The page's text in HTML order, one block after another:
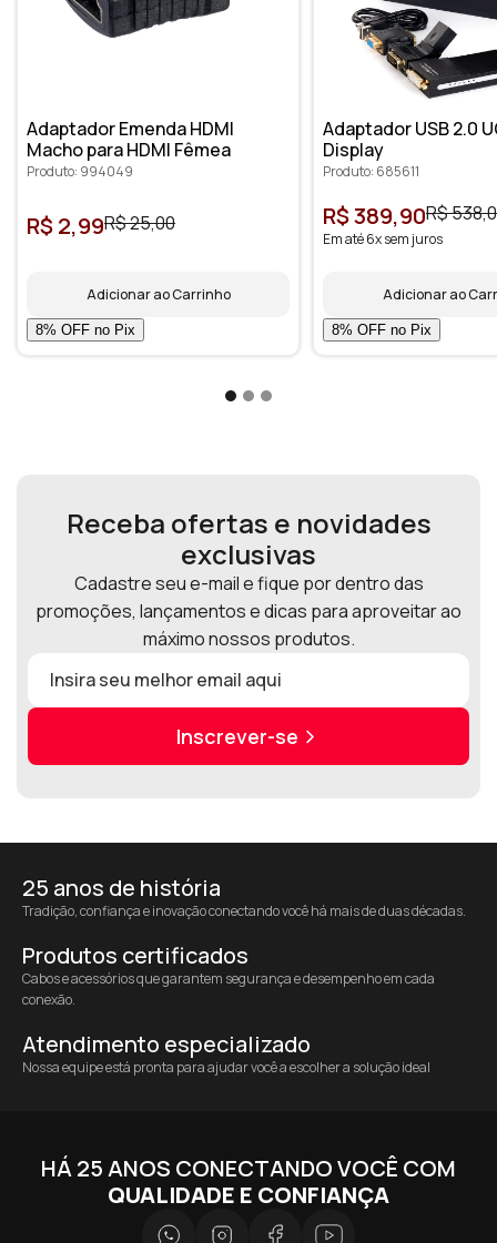
Adaptador Emenda HDMI
Macho para HDMI Fêmea
Produto: 994049
R$ 2,99R$ 25,00
Adicionar ao Carrinho
Adaptador USB 2.0
Display
Produto: 685611
R$ 389,90R$
Em até 6x sem juros
Adicionar ao
Receba ofertas e novidades
exclusivas
Cadastre seu e-mail e fique por dentro das
promoções, lançamentos e dicas para aproveitar ao
máximo nossos produtos.
Inscrever-se
25 anos de história
Tradição, confiança e inovação conectando você há mais de duas décadas.
Produtos certificados
Cabos e acessórios que garantem segurança e desempenho em cada
conexão.
Atendimento especializado
Nossa equipe está pronta para ajudar você a escolher a solução ideal
HÁ 25 ANOS CONECTANDO VOCÊ COM
QUALIDADE E CONFIANÇA